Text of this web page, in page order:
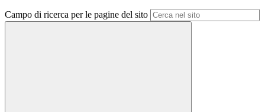
Campo di ricerca per le pagine del sito